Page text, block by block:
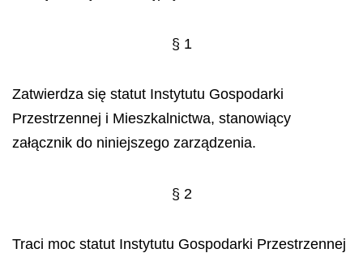
§ 1
Zatwierdza się statut Instytutu Gospodarki
Przestrzennej i Mieszkalnictwa, stanowiący
załącznik do niniejszego zarządzenia.
§ 2
Traci moc statut Instytutu Gospodarki Przestrzennej